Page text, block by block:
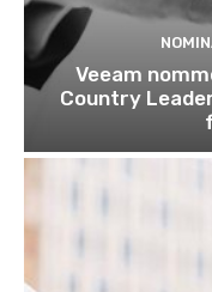
Veeam
Country